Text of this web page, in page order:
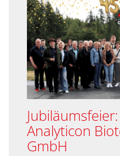
Analyticon
GmbH